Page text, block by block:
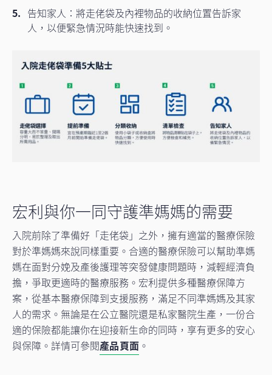
告知家人：將走佬袋及內裡物品的收納位置告訴家
人，以便緊急情況時能快速找到。
宏利與你一同守護準媽媽的需要
入院前除了準備好「走佬袋」之外，擁有適當的醫療保險
對於準媽媽來說同樣重要。合適的醫療保險可以幫助準媽
媽在面對分娩及產後護理等突發健康問題時，減輕經濟負
擔，爭取更適時的醫療服務。宏利提供多種醫療保障方
案，從基本醫療保障到支援服務，滿足不同準媽媽及其家
人的需求。無論是在公立醫院還是私家醫院生產，一份合
適的保險都能讓你在迎接新生命的同時，享有更多的安心
與保障。詳情可參閱產品頁面 。